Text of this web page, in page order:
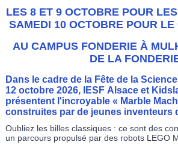
LES 8 ET 9 OCTOBRE POUR
SAMEDI 10 OCTOBRE POUR
AU CAMPUS FONDERIE À
DE LA
Dans le cadre de la Fête de la
12 octobre 2026, IESF Alsace et
présentent l'incroyable « Marble
construites par de jeunes inventeurs
Oubliez les billes classiques : ce sont des
un parcours propulsé par des robots LEGO